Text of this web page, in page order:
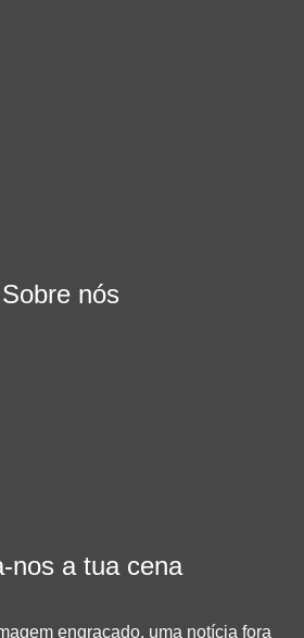
Sobre nós
nos a tua cena
engraçado, uma notícia fora